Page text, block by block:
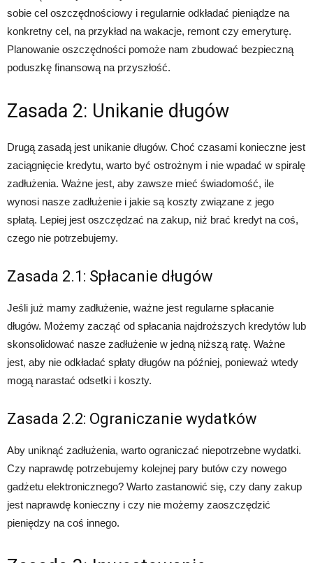
sobie cel oszczędnościowy i regularnie odkładać pieniądze na
konkretny cel, na przykład na wakacje, remont czy emeryturę.
Planowanie oszczędności pomoże nam zbudować bezpieczną
poduszkę finansową na przyszłość.
Zasada 2: Unikanie długów
Drugą zasadą jest unikanie długów. Choć czasami konieczne jest
zaciągnięcie kredytu, warto być ostrożnym i nie wpadać w spiralę
zadłużenia. Ważne jest, aby zawsze mieć świadomość, ile
wynosi nasze zadłużenie i jakie są koszty związane z jego
spłatą. Lepiej jest oszczędzać na zakup, niż brać kredyt na coś,
czego nie potrzebujemy.
Zasada 2.1: Spłacanie długów
Jeśli już mamy zadłużenie, ważne jest regularne spłacanie
długów. Możemy zacząć od spłacania najdroższych kredytów lub
skonsolidować nasze zadłużenie w jedną niższą ratę. Ważne
jest, aby nie odkładać spłaty długów na później, ponieważ wtedy
mogą narastać odsetki i koszty.
Zasada 2.2: Ograniczanie wydatków
Aby uniknąć zadłużenia, warto ograniczać niepotrzebne wydatki.
Czy naprawdę potrzebujemy kolejnej pary butów czy nowego
gadżetu elektronicznego? Warto zastanowić się, czy dany zakup
jest naprawdę konieczny i czy nie możemy zaoszczędzić
pieniędzy na coś innego.